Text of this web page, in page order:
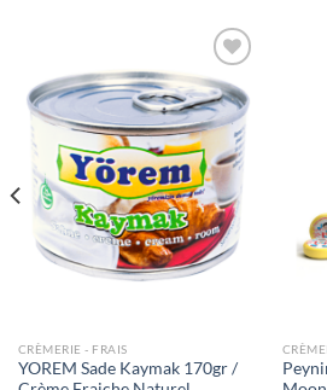
Ajouter
à la liste
de
souhaits
CRÈMERIE - FRAIS
YOREM Sade Kaymak 170gr /